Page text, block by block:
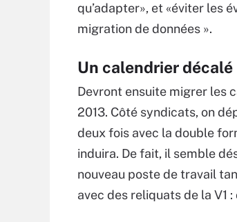
qu’adapter», et «éviter les
migration de données ».
Un calendrier décalé
Devront ensuite migrer les
2013. Côté syndicats, on
deux fois avec la double
induira. De fait, il semble
nouveau poste de travail
avec des reliquats de la V1